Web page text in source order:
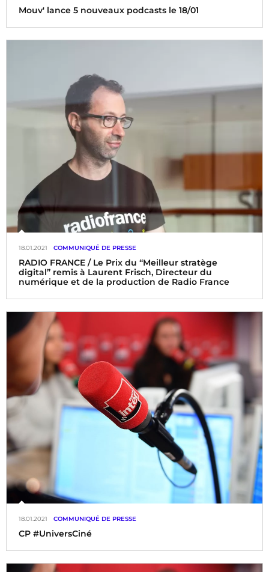
Mouv' lance 5 nouveaux podcasts le 18/01
RADIO FRANCE / Le Prix du “Meilleur stratège
digital” remis à Laurent Frisch, Directeur du
numérique et de la production de Radio France
18.01.2021 COMMUNIQUÉ DE PRESSE
CP #UniversCiné
18.01.2021 COMMUNIQUÉ DE PRESSE